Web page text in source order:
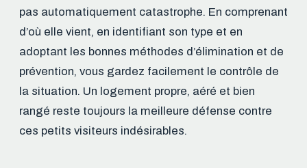
pas automatiquement catastrophe. En comprenant
d’où elle vient, en identifiant son type et en
adoptant les bonnes méthodes d’élimination et de
prévention, vous gardez facilement le contrôle de
la situation. Un logement propre, aéré et bien
rangé reste toujours la meilleure défense contre
ces petits visiteurs indésirables.